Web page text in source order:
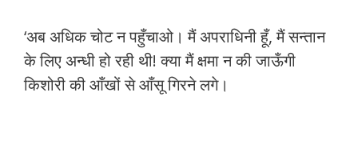
‘अब अधिक चोट न पहुँचाओ। मैं अपराधिनी हूँ, मैं सन्तान
के लिए अन्धी हो रही थी! क्या मैं क्षमा न की जाऊँगी
किशोरी की आँखों से आँसू गिरने लगे।